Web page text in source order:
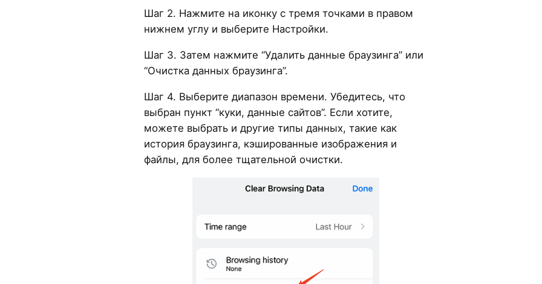
Шаг 2. Нажмите на иконку с тремя точками в правом
нижнем углу и выберите Настройки.
Шаг 3. Затем нажмите “Удалить данные браузинга” или
“Очистка данных браузинга”.
Шаг 4. Выберите диапазон времени. Убедитесь, что
выбран пункт “куки, данные сайтов”. Если хотите,
можете выбрать и другие типы данных, такие как
история браузинга, кэшированные изображения и
файлы, для более тщательной очистки.